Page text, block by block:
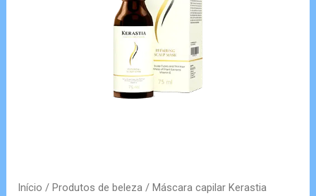
Início / Produtos de beleza/ Máscara capilar Kerastia